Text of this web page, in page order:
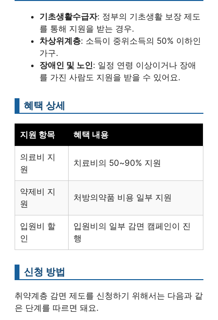
기초생활수급자: 정부의 기초생활 보장 제도
를 통해 지원을 받는 경우.
차상위계층: 소득이 중위소득의 50% 이하인
가구.
장애인 및 노인: 일정 연령 이상이거나 장애
를 가진 사람도 지원을 받을 수 있어요.
혜택 상세
지원 항목 혜택 내용
의료비 지
원
치료비의 50~90% 지원
약제비 지
원
처방의약품 비용 일부 지원
입원비 할
인
입원비의 일부 감면 캠페인이 진
행
신청 방법
취약계층 감면 제도를 신청하기 위해서는 다음과 같
은 단계를 따르면 돼요.